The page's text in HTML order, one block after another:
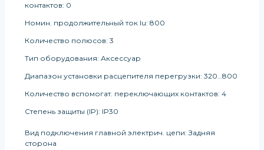
контактов: 0
Номин. продолжительный ток Iu: 800
Количество полюсов: 3
Тип оборудования: Аксессуар
Диапазон установки расцепителя перегрузки: 320…800
Количество вспомогат. переключающих контактов: 4
Степень защиты (IP): IP30
Вид подключения главной электрич. цепи: Задняя
сторона